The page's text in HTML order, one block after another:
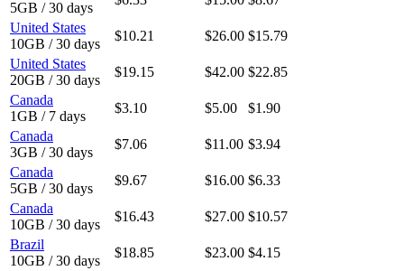
5GB / 30 days
United States
10GB / 30 days
$10.21 $26.00 $15.79
United States
20GB / 30 days
$19.15 $42.00 $22.85
Canada
1GB / 7 days
$3.10 $5.00
$1.90
Canada
3GB / 30 days
$7.06 $11.00 $3.94
Canada
5GB / 30 days
$9.67 $16.00 $6.33
Canada
10GB / 30 days
$16.43 $27.00 $10.57
Brazil
10GB / 30 days
$18.85 $23.00 $4.15